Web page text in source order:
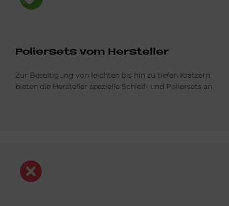
Po­lier­sets vom Her­stel­ler
Zur Beseitigung von leichten bis hin zu tiefen Kratzern
bieten die Hersteller spezielle Schleif- und Poliersets an.
Bild